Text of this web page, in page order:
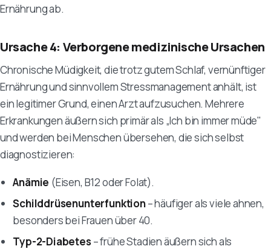
Ernährung ab.
Ursache 4: Verborgene medizinische Ursachen
Chronische Müdigkeit, die trotz gutem Schlaf, vernünftiger
Ernährung und sinnvollem Stressmanagement anhält, ist
ein legitimer Grund, einen Arzt aufzusuchen. Mehrere
Erkrankungen äußern sich primär als „Ich bin immer müde"
und werden bei Menschen übersehen, die sich selbst
diagnostizieren:
Anämie (Eisen, B12 oder Folat).
Schilddrüsenunterfunktion– häufiger als viele ahnen,
besonders bei Frauen über 40.
Typ-2-Diabetes– frühe Stadien äußern sich als